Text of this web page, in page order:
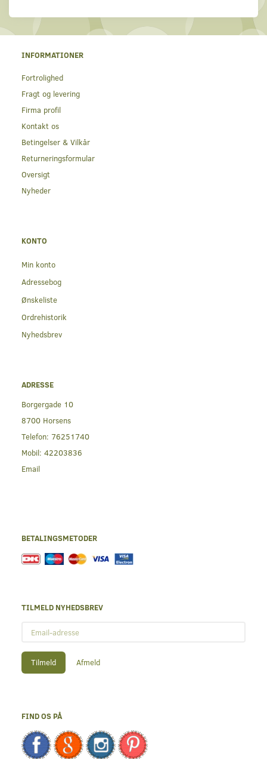
INFORMATIONER
Fortrolighed
Fragt og levering
Firma profil
Kontakt os
Betingelser & Vilkår
Returneringsformular
Oversigt
Nyheder
KONTO
Min konto
Adressebog
Ønskeliste
Ordrehistorik
Nyhedsbrev
ADRESSE
Borgergade 10
8700 Horsens
Telefon: 76251740
Mobil: 42203836
Email
BETALINGSMETODER
TILMELD NYHEDSBREV
adresse
Tilmeld Afmeld
FIND OS PÅ